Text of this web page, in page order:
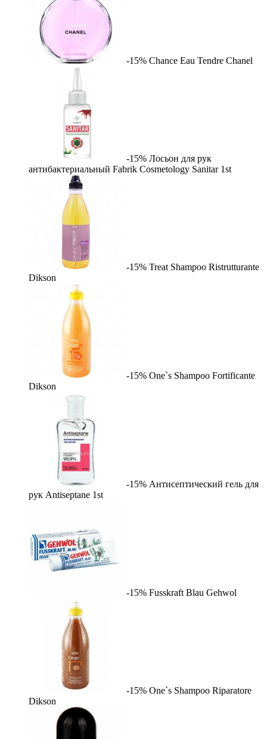
-15% Chance Eau Tendre Chanel
-15% Лосьон для рук
антибактериальный Fabrik Cosmetology Sanitar 1st
-15% Treat Shampoo Ristrutturante
Dikson
-15% One`s Shampoo Fortificante
Dikson
-15% Антисептический гель для
рук Antiseptane 1st
-15% Fusskraft Blau Gehwol
-15% One`s Shampoo Riparatore
Dikson